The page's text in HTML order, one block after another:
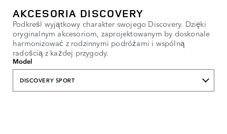
AKCESORIA DISCOVERY
Podkreśl wyjątkowy charakter swojego Discovery. Dzięki
oryginalnym akcesoriom, zaprojektowanym by doskonale
harmonizować z rodzinnymi podróżami i wspólną
radością z każdej przygody.
Model
DISCOVERY SPORT